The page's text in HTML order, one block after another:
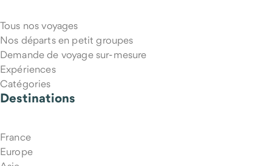
Puis-je annuler mon voyage si mes projets changent ?
Tous nos voyages
Nos départs en petit groupes
Demande de voyage sur-mesure
Expériences
Catégories
Destinations
France
Europe